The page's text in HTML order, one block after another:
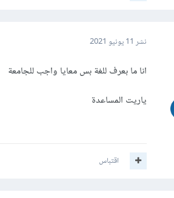
نشر 11 يونيو 2021
انا ما بعرف للغة بس معايا واجب للجامعة
ياريت المساعدة
اقتباس